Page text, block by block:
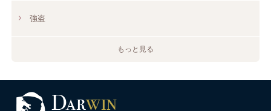
強盗
もっと見る